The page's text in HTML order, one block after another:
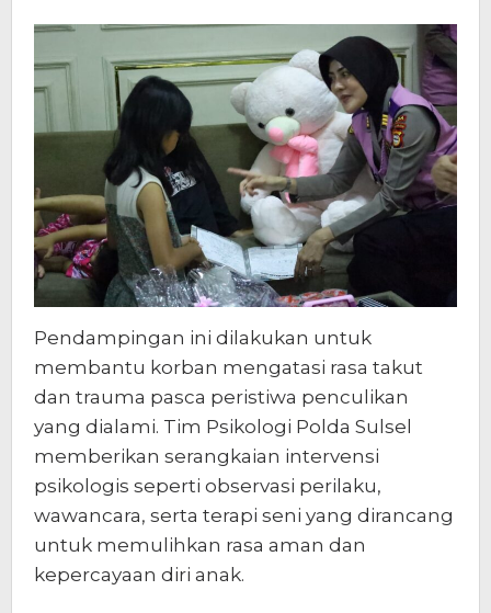
Pendampingan ini dilakukan untuk
membantu korban mengatasi rasa takut
dan trauma pasca peristiwa penculikan
yang dialami. Tim Psikologi Polda Sulsel
memberikan serangkaian intervensi
psikologis seperti observasi perilaku,
wawancara, serta terapi seni yang dirancang
untuk memulihkan rasa aman dan
kepercayaan diri anak.